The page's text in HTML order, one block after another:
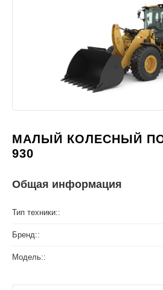
МАЛЫЙ КОЛЕСНЫЙ
930
Общая информация
Тип техники::
Бренд::
Модель::